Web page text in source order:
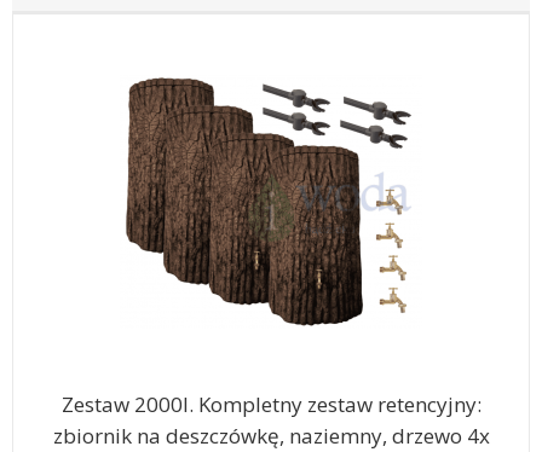
Zestaw 2000l. Kompletny zestaw retencyjny:
zbiornik na deszczówkę, naziemny, drzewo 4x